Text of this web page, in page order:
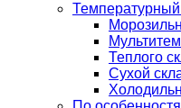
Теплого
Сухой